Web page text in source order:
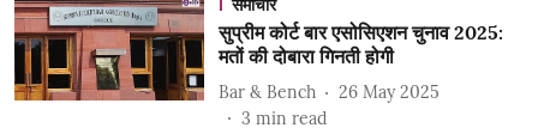
समाचार
सुप्रीम कोर्ट बार एसोसिएशन चुनाव 2025:
मतों की दोबारा गिनती होगी
Bar & Bench
26 May 2025
3 min read